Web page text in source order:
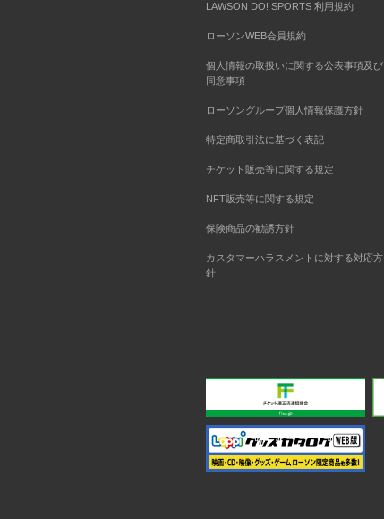
LAWSON DO! SPORTS 利用規約
ローソンWEB会員規約
個人情報の取扱いに関する公表事項及び
同意事項
ローソングループ個人情報保護方針
特定商取引法に基づく表記
チケット販売等に関する規定
NFT販売等に関する規定
保険商品の勧誘方針
カスタマーハラスメントに対する対応方
針